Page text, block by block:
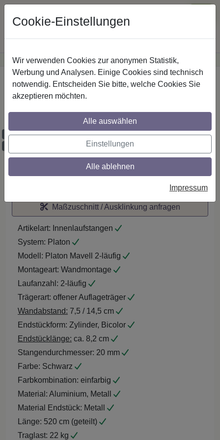
Günstige Versandkosteninnerhalb Österreichs· Sichere Zahlung
Startseite
IL-Stilg. 20 mm 2-lfg. Platon Mavell 520
cm Schwarz
Maßzuschnitt möglich
Maßzuschnitt / Ausklinkung anfragen
Artikelart: Innenlaufstangen
System: Platon
Modell: Platon Mavell 2-läufig
Montageart: Wandmontage
Laufanzahl: 2-läufig
Trägerart: offener Auflageträger
Wandabstand: 7,5 / 14,5 cm
Endstückform: Zylinder, Bicolor
Endstücklänge: ca. 8,2 cm
Stangendurchmesser: 20 mm
Farbe: Schwarz
Farbkombination: einfarbig
Material: Aluminium, Metall
Material Endstück: Metall
Länge: 520 cm (geteilt)
Traglast: 22 kg
Cookie-Einstellungen
Wir verwenden Cookies zur anonymen Statistik,
Werbung und Analysen. Einige Cookies sind technisch
notwendig. Entscheiden Sie bitte, welche Cookies Sie
akzeptieren möchten.
Alle auswählen
Einstellungen
Alle ablehnen
Impressum